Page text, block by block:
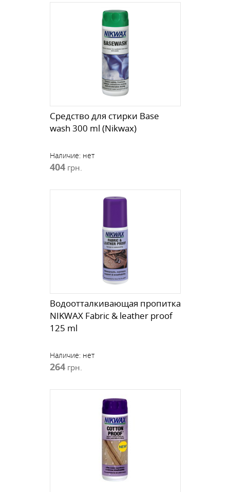
Средство для стирки Base
wash 300 ml (Nikwax)
Наличие: нет
404 грн.
Водоотталкивающая пропитка
NIKWAX Fabric & leather proof
125 ml
Наличие: нет
264 грн.